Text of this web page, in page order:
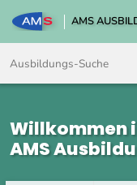
AMS
Willkommen
AMS